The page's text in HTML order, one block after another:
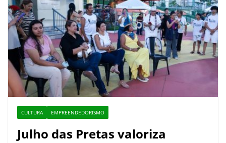
CULTURA EMPREENDEDORISMO
Julho das Pretas valoriza